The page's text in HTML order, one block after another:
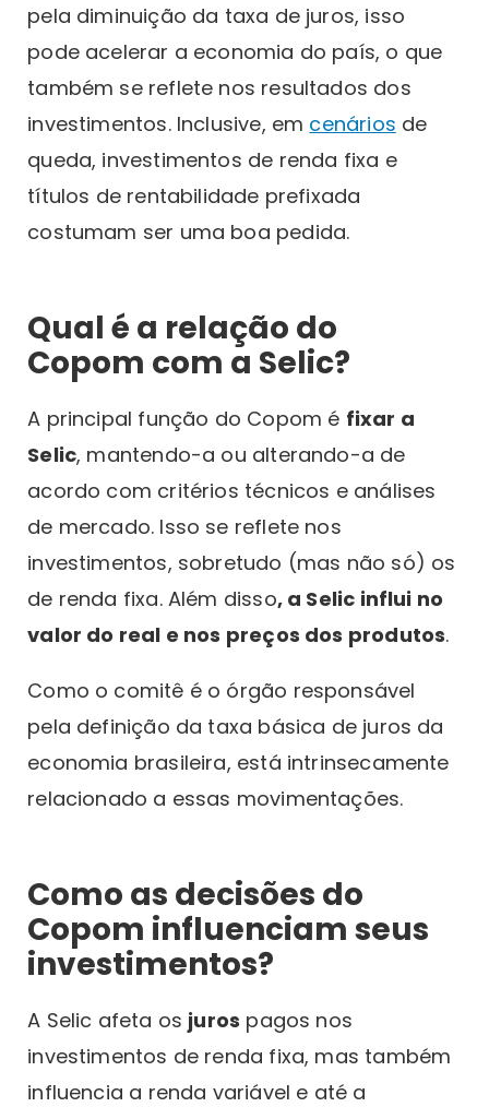
pela diminuição da taxa de juros, isso
pode acelerar a economia do país, o que
também se reflete nos resultados dos
investimentos. Inclusive, em cenários de
queda, investimentos de renda fixa e
títulos de rentabilidade prefixada
costumam ser uma boa pedida.
Qual é a relação do
Copom com a Selic?
A principal função do Copom é fixar a
Selic, mantendo-a ou alterando-a de
acordo com critérios técnicos e análises
de mercado. Isso se reflete nos
investimentos, sobretudo (mas não só) os
de renda fixa. Além disso, a Selic influi no
valor do real e nos preços dos produtos.
Como o comitê é o órgão responsável
pela definição da taxa básica de juros da
economia brasileira, está intrinsecamente
relacionado a essas movimentações.
Como as decisões do
Copom influenciam seus
investimentos?
A Selic afeta os juros pagos nos
investimentos de renda fixa, mas também
influencia a renda variável e até a